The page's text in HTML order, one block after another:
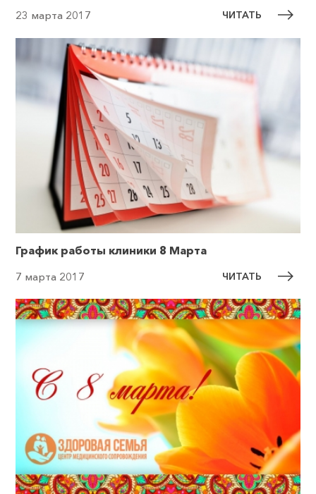
23 марта 2017 ЧИТАТЬ
График работы клиники 8 Марта
7 марта 2017 ЧИТАТЬ